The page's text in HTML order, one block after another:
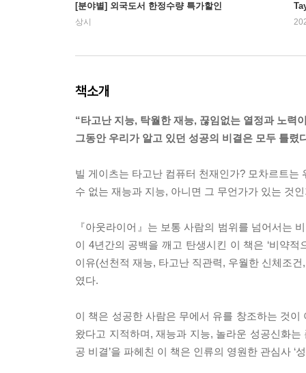
[분야별] 외국도서 한정수량 특가할인
상시
책소개
“타고난 지능, 탁월한 재능, 끊임없는 열정과 노력
그동안 우리가 알고 있던 성공의 비결은 모두 틀렸
빌 게이츠는 타고난 컴퓨터 천재인가? 모차르트
수 없는 재능과 지능, 아니면 그 무언가가 있는 것
『아웃라이어』는 보통 사람의 범위를 넘어서는
이 4년간의 공백을 깨고 탄생시킨 이 책은 ‘비약적
이유(선천적 재능, 타고난 직관력, 우월한 신체조
였다.
이 책은 성공한 사람은 무에서 유를 창조하는 것
왔다고 지적하며, 재능과 지능, 놀라운 성공신화는
공 비결’을 파헤친 이 책은 인류의 영원한 관심사